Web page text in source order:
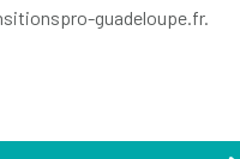
guadeloupe.fr.